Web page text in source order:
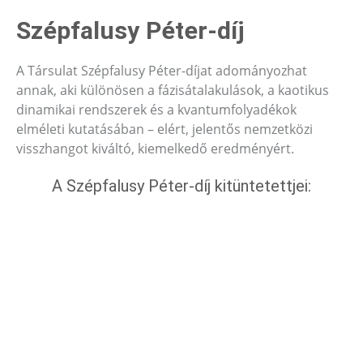
Szépfalusy Péter-díj
A Társulat Szépfalusy Péter-díjat adományozhat
annak, aki különösen a fázisátalakulások, a kaotikus
dinamikai rendszerek és a kvantumfolyadékok
elméleti kutatásában – elért, jelentős nemzetközi
visszhangot kiváltó, kiemelkedő eredményért.
A Szépfalusy Péter-díj kitüntetettjei: